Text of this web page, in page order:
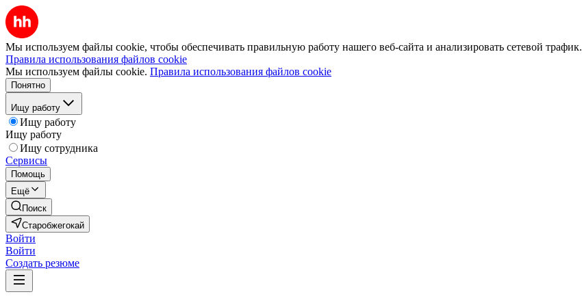
Мы используем файлы cookie, чтобы обеспечивать правильную работу нашего веб-сайта и анализировать сетевой трафик.
Правила использования файлов cookie
Мы используем файлы cookie. Правила использования файлов cookie
Понятно
Ищу работу
Ищу работу
Ищу работу
Ищу сотрудника
Сервисы
Помощь
Ещё
Поиск
Старобжегокай
Войти
Войти
Создать резюме